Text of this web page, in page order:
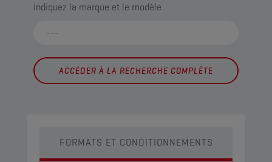
Indiquez la marque et le modèle
ACCÉDER À LA RECHERCHE COMPLÈTE
FORMATS ET CONDITIONNEMENTS